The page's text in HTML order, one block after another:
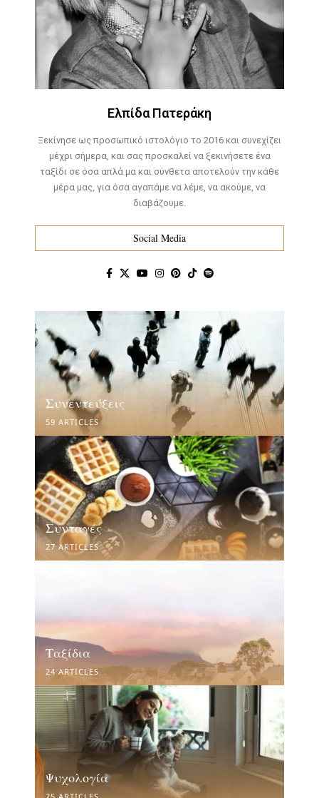
Ελπίδα Πατεράκη
Ξεκίνησε ως προσωπικό ιστολόγιο το 2016 και συνεχίζει
μέχρι σήμερα, και σας προσκαλεί να ξεκινήσετε ένα
ταξίδι σε όσα απλά μα και σύνθετα αποτελούν την κάθε
μέρα μας, για όσα αγαπάμε να λέμε, να ακούμε, να
διαβάζουμε.
Social Media
Συνεντεύξεις
59 ARTICLES
Συνταγές
27 ARTICLES
Ταξίδια
24 ARTICLES
Ψυχολογία